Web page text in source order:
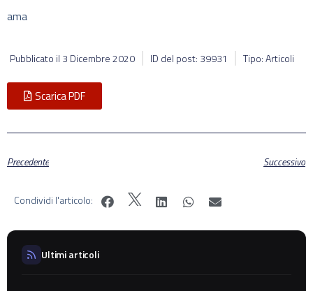
ama
Pubblicato il 3 Dicembre 2020 ID del post: 39931 Tipo: Articoli
Scarica PDF
Precedente Successivo
Condividi l'articolo:
Ultimi articoli